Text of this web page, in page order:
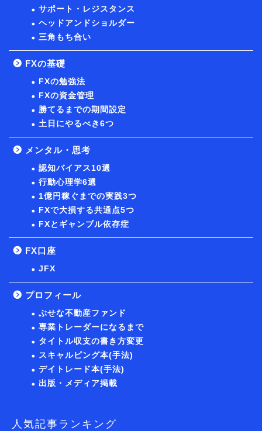
サポート・レジスタンス
ヘッドアンドショルダー
三角もち合い
FXの基礎
FXの勉強法
FXの資金管理
勝てるまでの期間設定
土日にやるべき6つ
メンタル・思考
認知バイアス10選
行動心理学6選
1億円稼ぐまでの実践3つ
FXで大損する共通点5つ
FXとギャンブル依存症
FX口座
JFX
プロフィール
ぶせな不動産ファンド
専業トレーダーになるまで
タイトル収支の書き方変更
スキャルピング本(手法)
デイトレード本(手法)
出版・メディア掲載
人気記事ランキング